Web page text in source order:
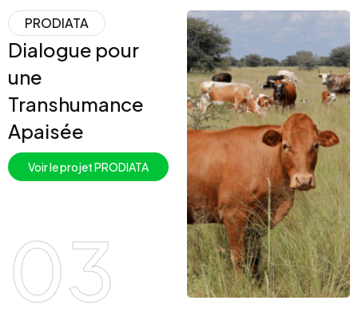
PRODIATA
Dialogue pour
une
Transhumance
Apaisée
Voir le projet PRODIATA
03